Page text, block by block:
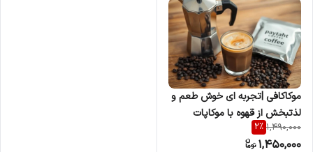
موکاکافی |تجربه ای خوش طعم و
لذتبخش از قهوه با موکاپات
1,490,000
2%
1,450,000